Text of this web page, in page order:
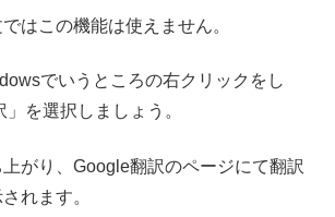
はこの機能は使えません。
でいうところの右クリックをし
を選択しましょう。
がり、Google翻訳のページにて翻訳
れます。